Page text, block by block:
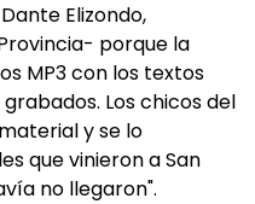
Elizondo,
porque la
MP3 con los textos
Los chicos del
y se lo
que vinieron a San
no llegaron".